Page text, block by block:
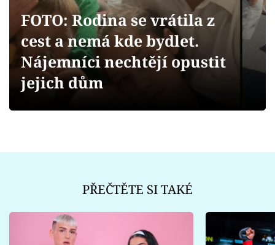
Videa
Sledujte prima+
FOTO: Rodina se vrátila z
cest a nemá kde bydlet.
Nájemníci nechtějí opustit
jejich dům
PŘEČTĚTE SI TAKÉ